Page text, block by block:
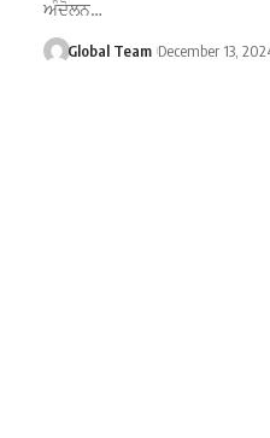
ਅੰਦੋਲਨ…
Global Team December 13,